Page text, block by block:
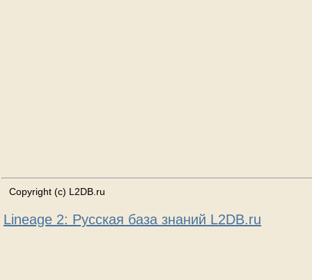
Copyright (c) L2DB.ru
Lineage 2: Русская база знаний L2DB.ru